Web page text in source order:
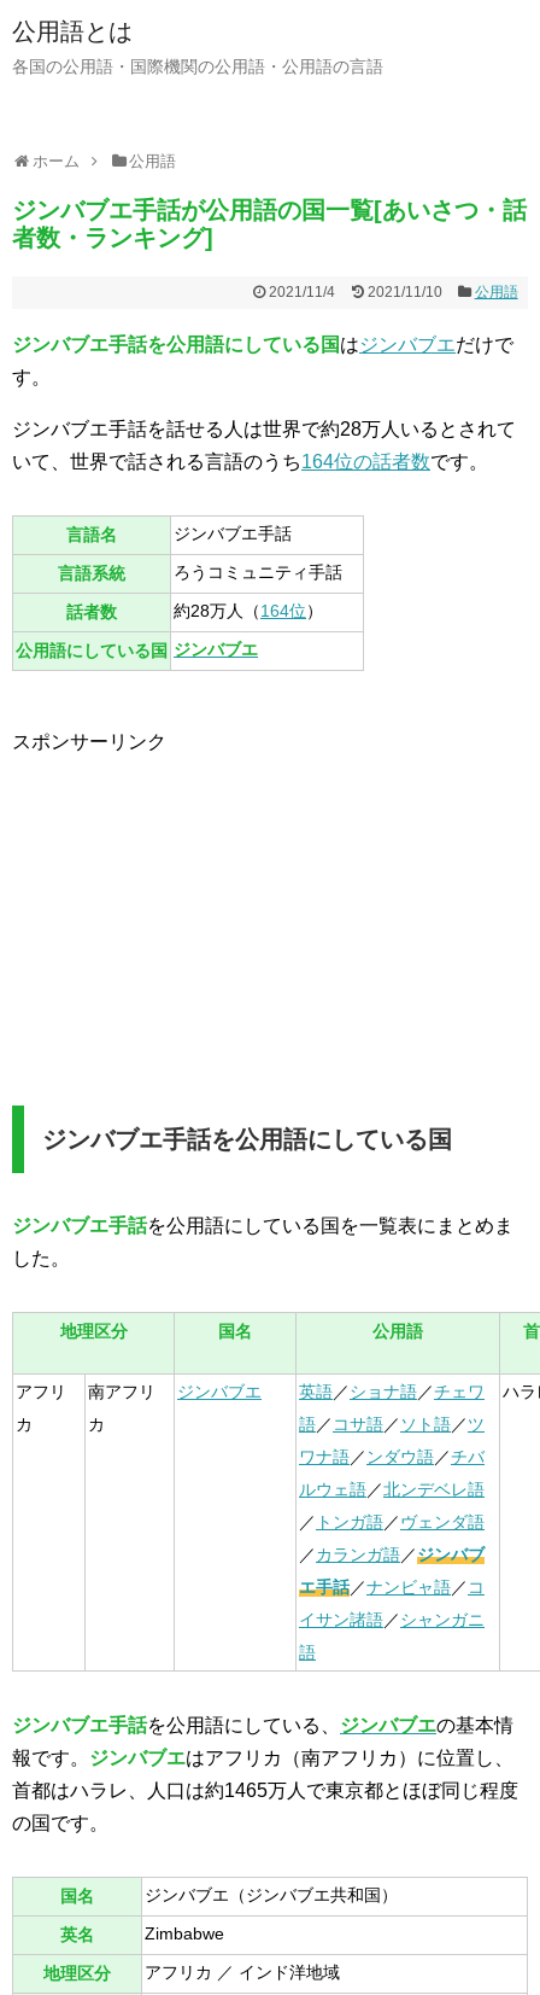
公用語とは
各国の公用語・国際機関の公用語・公用語の言語
ホーム 公用語
ジンバブエ手話が公用語の国一覧[あいさつ・話
者数・ランキング]
2021/11/4 2021/11/10 公用語
ジンバブエ手話を公用語にしている国はジンバブエだけで
す。
ジンバブエ手話を話せる人は世界で約28万人いるとされて
いて、世界で話される言語のうち164位の話者数です。
言語名 ジンバブエ手話
言語系統 ろうコミュニティ手話
話者数 約28万人（164位）
公用語にしている国 ジンバブエ
スポンサーリンク
ジンバブエ手話を公用語にしている国
ジンバブエ手話を公用語にしている国を一覧表にまとめま
した。
地理区分 国名 公用語
アフリ
カ
南アフリ
カ
ジンバブエ 英語／ショナ語／チェワ
語／ コサ語／ ソト語／ツ
ワナ語／ ンダウ語／チバ
ルウェ語／北ンデベレ語
／ トンガ語／ヴェンダ語
／カランガ語／ジンバブ
エ手話／ナンビャ語／ コ
イサン諸語／シャンガニ
語
ハラ
ジンバブエ手話を公用語にしている、 ジンバブエの基本情
報です。 ジンバブエはアフリカ（南アフリカ）に位置し、
首都はハラレ、人口は約1465万人で東京都とほぼ同じ程度
の国です。
国名 ジンバブエ（ジンバブエ共和国）
英名 Zimbabwe
地理区分 アフリカ ／ インド洋地域